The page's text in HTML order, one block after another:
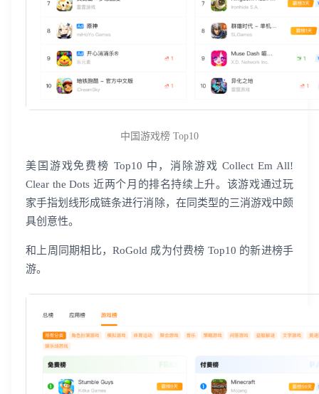
中国游戏榜 Top10
美国游戏免费榜 Top10 中，消除游戏 Collect Em All!
Clear the Dots 近两个月的排名持续上升。该游戏通过玩
家手指划线形成链条进行消除，在同类型的三消游戏中颇
具创意性。
和上周同期相比，RoGold 成为付费榜 Top10 的新进榜手
游。